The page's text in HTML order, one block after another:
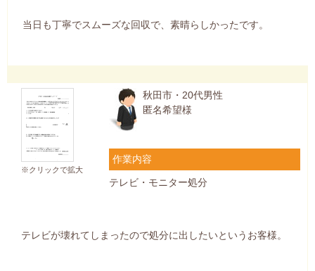
当日も丁寧でスムーズな回収で、素晴らしかったです。
※クリックで拡大
秋田市・20代男性
匿名希望様
作業内容
テレビ・モニター処分
テレビが壊れてしまったので処分に出したいというお客様。